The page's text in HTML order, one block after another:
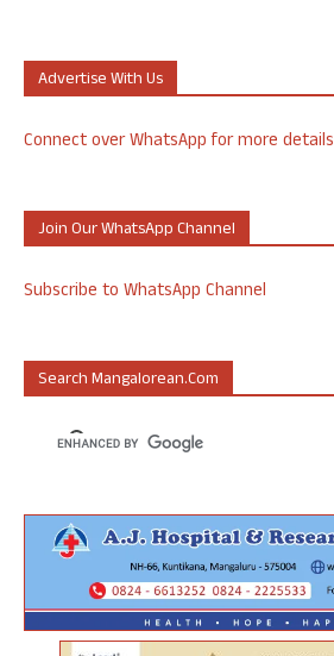
Advertise With Us
Connect over WhatsApp for more details
Join Our WhatsApp Channel
Subscribe to WhatsApp Channel
Search Mangalorean.com